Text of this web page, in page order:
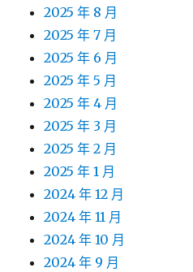
2025 年 8 月
2025 年 7 月
2025 年 6 月
2025 年 5 月
2025 年 4 月
2025 年 3 月
2025 年 2 月
2025 年 1 月
2024 年 12 月
2024 年 11 月
2024 年 10 月
2024 年 9 月